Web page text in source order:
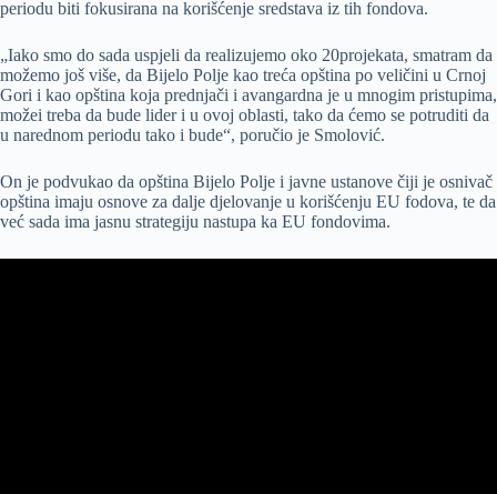
periodu biti fokusirana na korišćenje sredstava iz tih fondova.
„Iako smo do sada uspjeli da realizujemo oko 20projekata, smatram da
možemo još više, da Bijelo Polje kao treća opština po veličini u Crnoj
Gori i kao opština koja prednjači i avangardna je u mnogim pristupima,
možei treba da bude lider i u ovoj oblasti, tako da ćemo se potruditi da
u narednom periodu tako i bude“, poručio je Smolović.
On je podvukao da opština Bijelo Polje i javne ustanove čiji je osnivač
opština imaju osnove za dalje djelovanje u korišćenju EU fodova, te da
već sada ima jasnu strategiju nastupa ka EU fondovima.